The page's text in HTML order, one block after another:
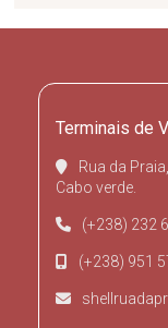
Terminais de
Rua da
Cabo verde.
(+238) 232
(+238) 951